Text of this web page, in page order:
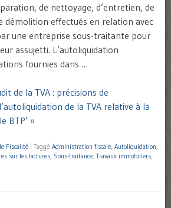
de nettoyage, d’entretien, de
effectués en relation avec
une entreprise sous-traitante pour
assujetti. L’autoliquidation
fournies dans …
de la TVA : précisions de
de la TVA relative à la
BTP’ »
Fiscalité Taggé Administration fiscale, Autoliquidation,
sur les factures, Sous-traitance, Travaux immobiliers,